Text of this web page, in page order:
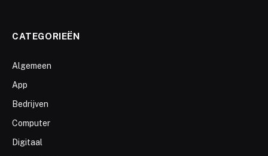
CATEGORIEËN
Algemeen
App
Bedrijven
Computer
Digitaal